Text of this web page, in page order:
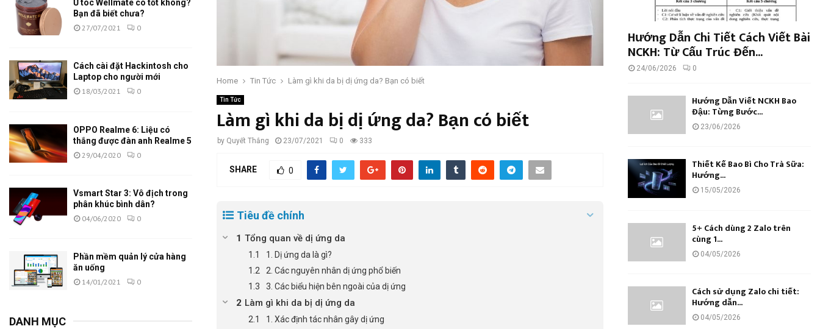
Home Tin Tức Làm gì khi da bị dị ứng da? Bạn có biết
Tin Tức
Làm gì khi da bị dị ứng da? Bạn có biết
by Quyết Thắng 23/07/2021 0 333
SHARE 0
Tiêu đề chính
Tổng quan về dị ứng da
1. Dị ứng da là gì?
2. Các nguyên nhân dị ứng phổ biến
3. Các biểu hiện bên ngoài của dị ứng
Làm gì khi da bị dị ứng da
1. Xác định tác nhân gây dị ứng
Ủ tóc Wellmate có tốt không?
Bạn đã biết chưa?
27/07/2021 0
Cách cài đặt Hackintosh cho
Laptop cho người mới
18/03/2021 0
OPPO Realme 6: Liệu có
thắng được đàn anh Realme 5
29/04/2020 0
Vsmart Star 3: Vô địch trong
phân khúc bình dân?
04/06/2020 0
Phần mềm quản lý cửa hàng
ăn uống
14/01/2021 0
DANH MỤC
Hướng Dẫn Chi Tiết Cách Viết Bài
NCKH: Từ Cấu Trúc Đến...
24/06/2026 0
Hướng Dẫn Viết NCKH Bao
Đậu: Từng Bước...
23/06/2026
Thiết Kế Bao Bì Cho Trà Sữa:
Hướng...
15/05/2026
5+ Cách dùng 2 Zalo trên
cùng 1...
04/05/2026
Cách sử dụng Zalo chi tiết:
Hướng dẫn...
04/05/2026